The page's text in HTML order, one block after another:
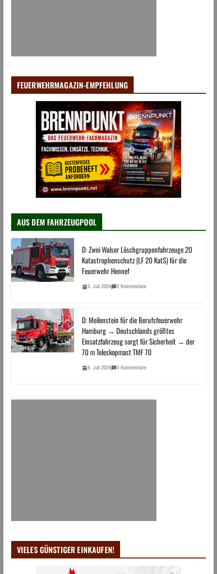
FEUERWEHRMAGAZIN-EMPFEHLUNG
AUS DEM FAHRZEUGPOOL
D: Zwei Walser Löschgruppenfahrzeuge 20
Katastrophenschutz (LF 20 KatS) für die
Feuerwehr Hennef
5. Juli 2024 0 Kommentare
D: Meilenstein für die Berufsfeuerwehr
Hamburg → Deutschlands größtes
Einsatzfahrzeug sorgt für Sicherheit → der
70 m Teleskopmast TMF 70
4. Juli 2024 0 Kommentare
VIELES GÜNSTIGER EINKAUFEN!